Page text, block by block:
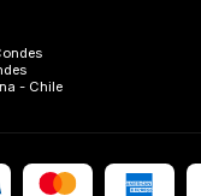
- Chile